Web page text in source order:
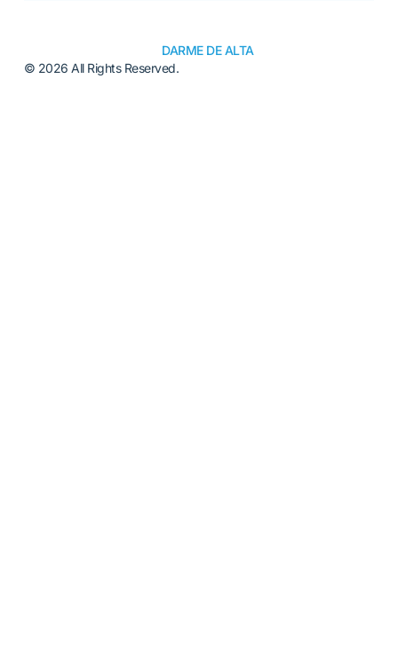
DARME DE ALTA
Alternative:
© 2026 All Rights Reserved.